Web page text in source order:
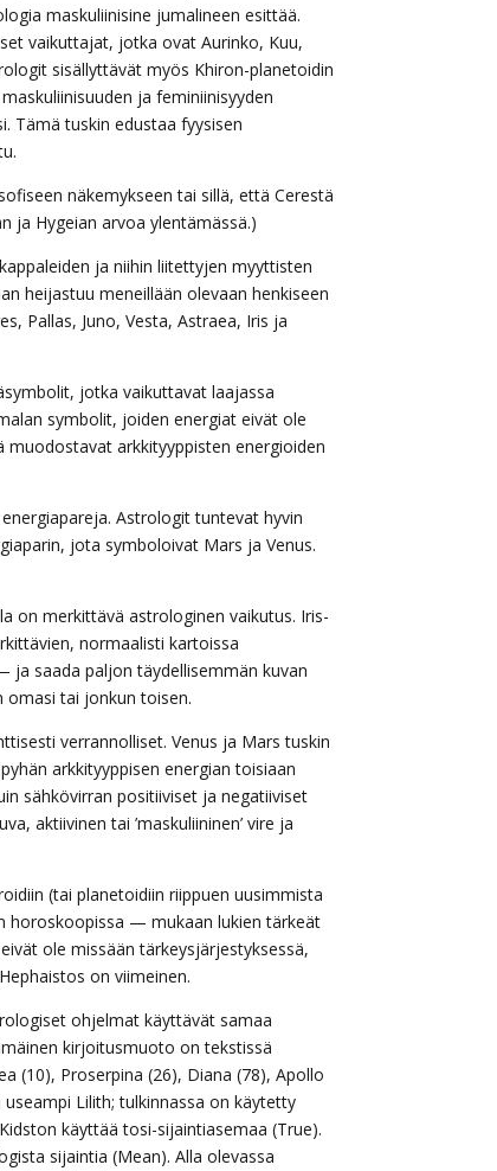
maskuliinisine jumalineen esittää.
vaikuttajat, jotka ovat Aurinko, Kuu,
sisällyttävät myös Khiron-planetoidin
ja feminiinisyyden
Tämä tuskin edustaa fyysisen
näkemykseen tai sillä, että Cerestä
ja Hygeian arvoa ylentämässä.)
ja niihin liitettyjen myyttisten
heijastuu meneillään olevaan henkiseen
Pallas, Juno, Vesta, Astraea, Iris ja
jotka vaikuttavat laajassa
symbolit, joiden energiat eivät ole
muodostavat arkkityyppisten energioiden
Astrologit tuntevat hyvin
jota symboloivat Mars ja Venus.
on merkittävä astrologinen vaikutus. Iris-
normaalisti kartoissa
ja saada paljon täydellisemmän kuvan
omasi tai jonkun toisen.
verrannolliset. Venus ja Mars tuskin
arkkityyppisen energian toisiaan
sähkövirran positiiviset ja negatiiviset
aktiivinen tai ’maskuliininen’ vire ja
(tai planetoidiin riippuen uusimmista
horoskoopissa — mukaan lukien tärkeät
ole missään tärkeysjärjestyksessä,
on viimeinen.
ohjelmat käyttävät samaa
kirjoitusmuoto on tekstissä
(10), Proserpina (26), Diana (78), Apollo
Lilith; tulkinnassa on käytetty
käyttää tosi-sijaintiasemaa (True).
sijaintia (Mean). Alla olevassa